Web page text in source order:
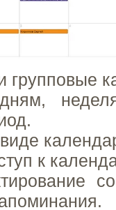
групповые
к